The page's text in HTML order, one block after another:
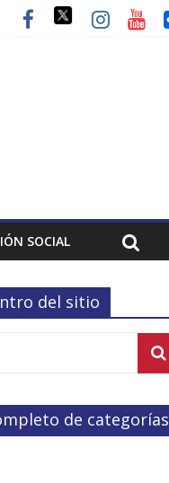
SOCIAL
del sitio
de categorías